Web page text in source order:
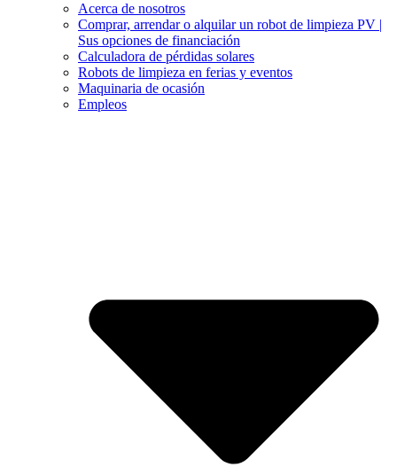
Acerca de nosotros
Comprar, arrendar o alquilar un robot de limpieza PV |
Sus opciones de financiación
Calculadora de pérdidas solares
Robots de limpieza en ferias y eventos
Maquinaria de ocasión
Empleos